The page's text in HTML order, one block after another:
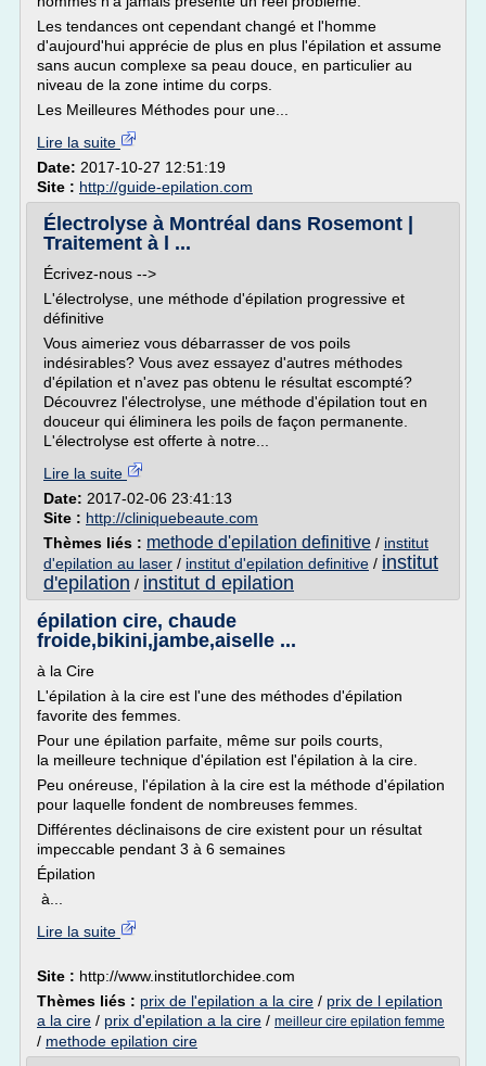
Les tendances ont cependant changé et l'homme
d'aujourd'hui apprécie de plus en plus l'épilation et assume
sans aucun complexe sa peau douce, en particulier au
niveau de la zone intime du corps.
Les Meilleures Méthodes pour une...
Lire la suite
Date: 2017-10-27 12:51:19
Site : http://guide-epilation.com
Électrolyse à Montréal dans Rosemont |
Traitement à l ...
Écrivez-nous -->
L'électrolyse, une méthode d'épilation progressive et
définitive
Vous aimeriez vous débarrasser de vos poils
indésirables? Vous avez essayez d'autres méthodes
d'épilation et n'avez pas obtenu le résultat escompté?
Découvrez l'électrolyse, une méthode d'épilation tout en
douceur qui éliminera les poils de façon permanente.
L'électrolyse est offerte à notre...
Lire la suite
Date: 2017-02-06 23:41:13
Site : http://cliniquebeaute.com
Thèmes liés : methode d'epilation definitive / institut
d'epilation au laser / institut d'epilation definitive / institut
d'epilation / institut d epilation
épilation cire, chaude
froide,bikini,jambe,aiselle ...
à la Cire
L'épilation à la cire est l'une des méthodes d'épilation
favorite des femmes.
Pour une épilation parfaite, même sur poils courts,
la meilleure technique d'épilation est l'épilation à la cire.
Peu onéreuse, l'épilation à la cire est la méthode d'épilation
pour laquelle fondent de nombreuses femmes.
Différentes déclinaisons de cire existent pour un résultat
impeccable pendant 3 à 6 semaines
Épilation
à...
Lire la suite
Site : http://www.institutlorchidee.com
Thèmes liés : prix de l'epilation a la cire / prix de l epilation
a la cire / prix d'epilation a la cire / meilleur cire epilation femme
/ methode epilation cire